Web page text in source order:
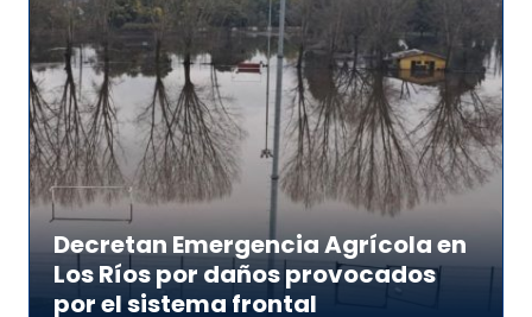
Decretan Emergencia Agrícola en
Los Ríos por daños provocados
por el sistema frontal